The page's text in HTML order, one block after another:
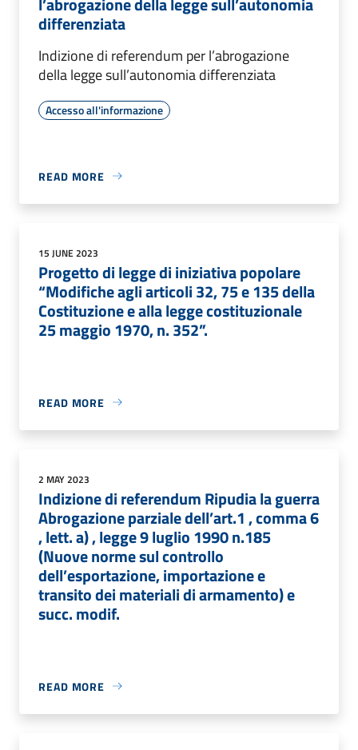
differenziata
Indizione di referendum per l’abrogazione
della legge sull’autonomia differenziata
Accesso all'informazione
READ MORE
15 JUNE 2023
Progetto di legge di iniziativa popolare
“Modifiche agli articoli 32, 75 e 135 della
Costituzione e alla legge costituzionale
25 maggio 1970, n. 352”.
READ MORE
2 MAY 2023
Indizione di referendum Ripudia la guerra
Abrogazione parziale dell’art.1 , comma 6
, lett. a) , legge 9 luglio 1990 n.185
(Nuove norme sul controllo
dell’esportazione, importazione e
transito dei materiali di armamento) e
succ. modif.
READ MORE